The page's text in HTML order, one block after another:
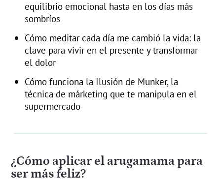
equilibrio emocional hasta en los días más
sombríos
Cómo meditar cada día me cambió la vida: la
clave para vivir en el presente y transformar
el dolor
Cómo funciona la Ilusión de Munker, la
técnica de márketing que te manipula en el
supermercado
¿Cómo aplicar el arugamama para
ser más feliz?